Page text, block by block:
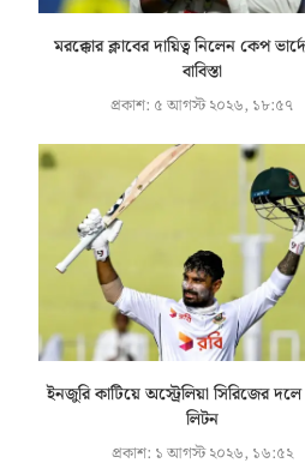
মরক্কোর ক্লাবের দায়িত্ব নিলেন কেপ
বাবিস্তা
প্রকাশ: ৫ আগস্ট ২০২৬, ১৮:৫৭
ইনজুরি কাটিয়ে অস্ট্রেলিয়া সিরিজের
লিটন
প্রকাশ: ১ আগস্ট ২০২৬, ১৬:৫২